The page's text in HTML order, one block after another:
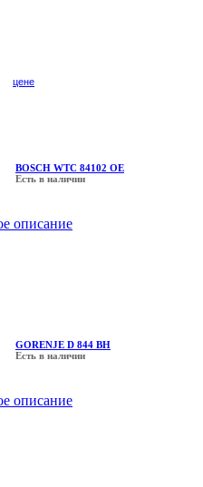
цене
BOSCH WTC 84102 OE
Есть в наличии
описание
GORENJE D 844 BH
Есть в наличии
описание